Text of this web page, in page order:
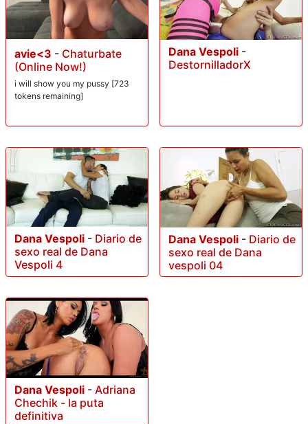
avie<3 - Chaturbate
(Online Now!)
i will show you my pussy [723
tokens remaining]
Dana Vespoli -
DestornilladorX
Dana Vespoli - Diario de
sexo real de Dana
Vespoli 4
Dana Vespoli - Diario de
sexo real de Dana
vespoli 04
Dana Vespoli - Adriana
Chechik - la puta
definitiva